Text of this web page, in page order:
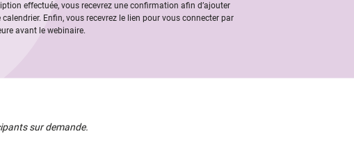
effectuée, vous recevrez une confirmation afin d’ajouter
calendrier. Enfin, vous recevrez le lien pour vous connecter par
avant le webinaire.
sur demande.